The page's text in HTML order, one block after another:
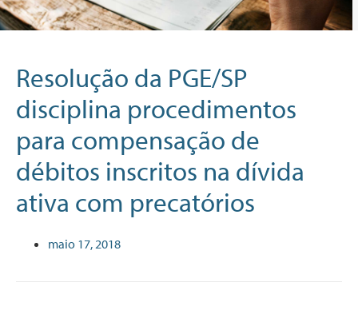
Resolução da PGE/SP
disciplina procedimentos
para compensação de
débitos inscritos na dívida
ativa com precatórios
maio 17, 2018